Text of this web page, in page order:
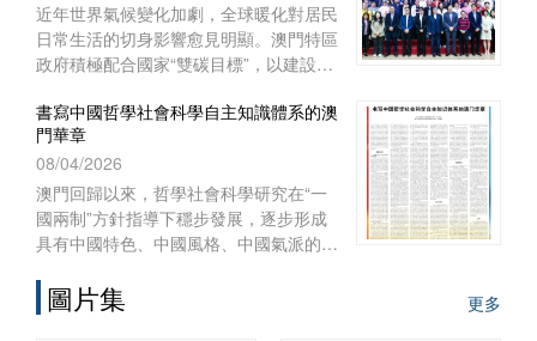
近年世界氣候變化加劇，全球暖化對居民
日常生活的切身影響愈見明顯。澳門特區
政府積極配合國家“雙碳目標”，以建設宜
《澳門長期減碳策略》和《澳門環境保護
規劃》，謀劃可持續發展藍圖，
書寫中國哲學社會科學自主知識體系的澳
門華章
08/04/2026
澳門回歸以來，哲學社會科學研究在“一
國兩制”方針指導下穩步發展，逐步形成
具有中國特色、中國風格、中國氣派的自
哲學社會科學工作座談會上發表重要講
話、中共中央辦公廳2022年印發《國家
圖片集 更多